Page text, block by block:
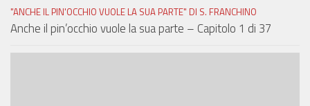
"ANCHE IL PIN'OCCHIO VUOLE LA SUA PARTE" DI S. FRANCHINO
Anche il pin’occhio vuole la sua parte – Capitolo 1 di 37